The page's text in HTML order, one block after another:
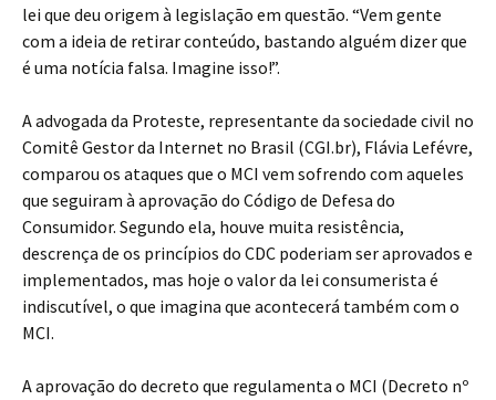
lei que deu origem à legislação em questão. “Vem gente
com a ideia de retirar conteúdo, bastando alguém dizer que
é uma notícia falsa. Imagine isso!”.
A advogada da Proteste, representante da sociedade civil no
Comitê Gestor da Internet no Brasil (CGI.br), Flávia Lefévre,
comparou os ataques que o MCI vem sofrendo com aqueles
que seguiram à aprovação do Código de Defesa do
Consumidor. Segundo ela, houve muita resistência,
descrença de os princípios do CDC poderiam ser aprovados e
implementados, mas hoje o valor da lei consumerista é
indiscutível, o que imagina que acontecerá também com o
MCI.
A aprovação do decreto que regulamenta o MCI (Decreto nº